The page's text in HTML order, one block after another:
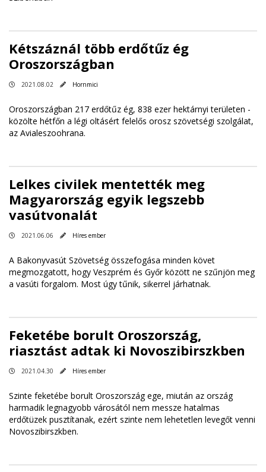
Kétszáznál több erdőtűz ég
Oroszországban
2021.08.02 Hornmici
Oroszországban 217 erdőtűz ég, 838 ezer hektárnyi területen -
közölte hétfőn a légi oltásért felelős orosz szövetségi szolgálat,
az Avialeszoohrana.
Lelkes civilek mentették meg
Magyarország egyik legszebb
vasútvonalát
2021.06.06 Híres ember
A Bakonyvasút Szövetség összefogása minden követ
megmozgatott, hogy Veszprém és Győr között ne szűnjön meg
a vasúti forgalom. Most úgy tűnik, sikerrel járhatnak.
Feketébe borult Oroszország,
riasztást adtak ki Novoszibirszkben
2021.04.30 Híres ember
Szinte feketébe borult Oroszország ege, miután az ország
harmadik legnagyobb városától nem messze hatalmas
erdőtüzek pusztítanak, ezért szinte nem lehetetlen levegőt venni
Novoszibirszkben.